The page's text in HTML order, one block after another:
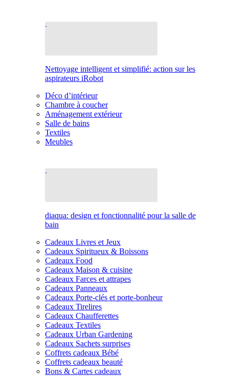
Nettoyage intelligent et simplifié: action sur les
aspirateurs iRobot
Déco d’intérieur
Chambre à coucher
Aménagement extérieur
Salle de bains
Textiles
Meubles
diaqua: design et fonctionnalité pour la salle de
bain
Cadeaux Livres et Jeux
Cadeaux Spiritueux & Boissons
Cadeaux Food
Cadeaux Maison & cuisine
Cadeaux Farces et attrapes
Cadeaux Panneaux
Cadeaux Porte-clés et porte-bonheur
Cadeaux Tirelires
Cadeaux Chaufferettes
Cadeaux Textiles
Cadeaux Urban Gardening
Cadeaux Sachets surprises
Coffrets cadeaux Bébé
Coffrets cadeaux beauté
Bons & Cartes cadeaux